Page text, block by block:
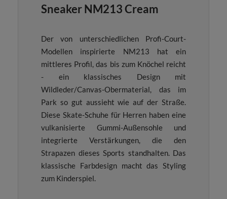
Sneaker NM213 Cream
Der von unterschiedlichen Profi-Court-
Modellen inspirierte NM213 hat ein
mittleres Profil, das bis zum Knöchel reicht
- ein klassisches Design mit
Wildleder/Canvas-Obermaterial, das im
Park so gut aussieht wie auf der Straße.
Diese Skate-Schuhe für Herren haben eine
vulkanisierte Gummi-Außensohle und
integrierte Verstärkungen, die den
Strapazen dieses Sports standhalten. Das
klassische Farbdesign macht das Styling
zum Kinderspiel.